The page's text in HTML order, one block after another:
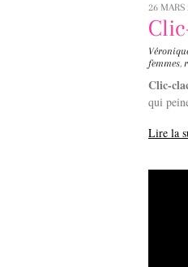
26 MARS
femmes,
Clic-
qui
Lire la